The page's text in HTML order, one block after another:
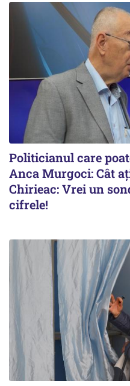
Politicianul care
Anca Murgoci: Cât
Chirieac: Vrei un
cifrele!